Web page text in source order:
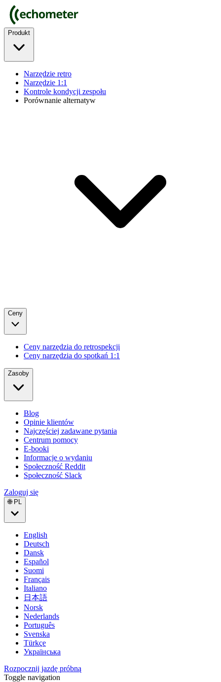
Produkt
Narzędzie retro
Narzędzie 1:1
Kontrole kondycji zespołu
Porównanie alternatyw
Ceny
Ceny narzędzia do retrospekcji
Ceny narzędzia do spotkań 1:1
Zasoby
Blog
Opinie klientów
Najczęściej zadawane pytania
Centrum pomocy
E-booki
Informacje o wydaniu
Społeczność Reddit
Społeczność Slack
Zaloguj się
🌐 PL
English
Deutsch
Dansk
Español
Suomi
Français
Italiano
日本語
Norsk
Nederlands
Português
Svenska
Türkçe
Українська
Rozpocznij jazdę próbną
Toggle navigation